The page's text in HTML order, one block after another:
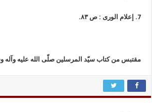
7. إعلام الورى : ص ٨٣.
مقتبس من كتاب سيّد المرسلين صلّى الله عليه وآله